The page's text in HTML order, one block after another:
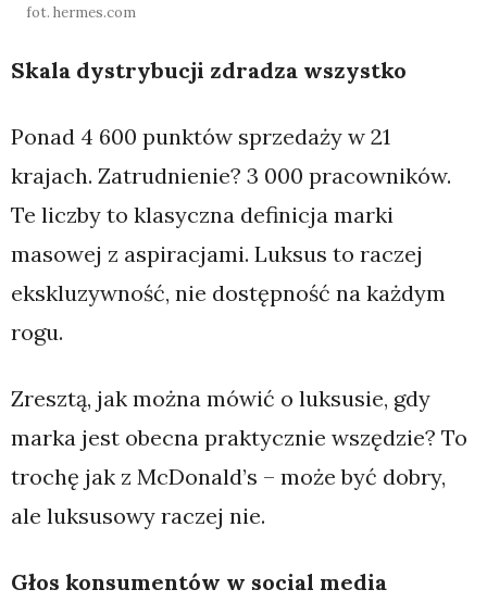
fot. hermes.com
Skala dystrybucji zdradza wszystko
Ponad 4 600 punktów sprzedaży w 21
krajach. Zatrudnienie? 3 000 pracowników.
Te liczby to klasyczna definicja marki
masowej z aspiracjami. Luksus to raczej
ekskluzywność, nie dostępność na każdym
rogu.
Zresztą, jak można mówić o luksusie, gdy
marka jest obecna praktycznie wszędzie? To
trochę jak z McDonald’s – może być dobry,
ale luksusowy raczej nie.
Głos konsumentów w social media